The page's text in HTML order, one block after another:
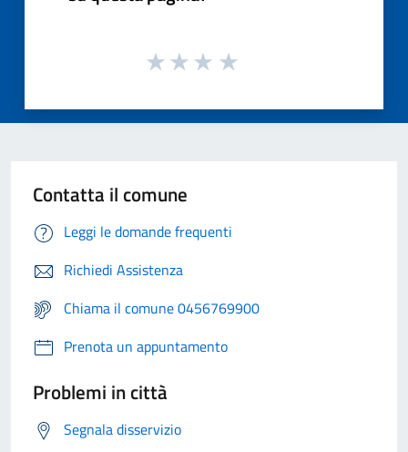
Contatta il comune
Leggi le domande frequenti
Richiedi Assistenza
Chiama il comune 0456769900
Prenota un appuntamento
Problemi in città
Segnala disservizio